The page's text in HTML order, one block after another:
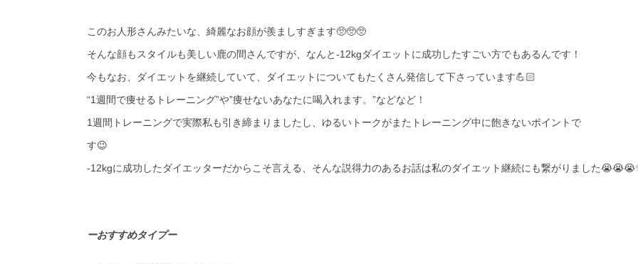
このお人形さんみたいな、綺麗なお顔が羨ましすぎます🥺🥺🥺
そんな顔もスタイルも美しい鹿の間さんですが、なんと-12kgダイエットに成功したすごい方でもあるんです！
今もなお、ダイエットを継続していて、ダイエットについてもたくさん発信して下さっています💪🏻
“1週間で痩せるトレーニング”や”痩せないあなたに喝入れます。”などなど！
1週間トレーニングで実際私も引き締まりましたし、ゆるいトークがまたトレーニング中に飽きないポイントで
す😉
-12kgに成功したダイエッターだからこそ言える、そんな説得力のあるお話は私のダイエット継続にも繋がりました
ーおすすめタイプー